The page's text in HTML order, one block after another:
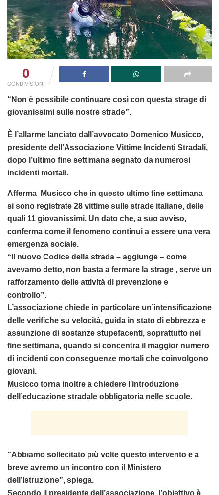
0
CONDIVISIONI
“Non è possibile continuare così con questa strage di
giovanissimi sulle nostre strade”.
È l’allarme lanciato dall’avvocato Domenico Musicco,
presidente dell’Associazione Vittime Incidenti Stradali,
dopo l’ultimo fine settimana segnato da numerosi
incidenti mortali.
Afferma Musicco che in questo ultimo fine settimana
si sono registrate 28 vittime sulle strade italiane, delle
quali 11 giovanissimi. Un dato che, a suo avviso,
conferma come il fenomeno continui a essere una vera
emergenza sociale.
“Il nuovo Codice della strada – aggiunge – come
avevamo detto, non basta a fermare la strage , serve un
rafforzamento delle attività di prevenzione e
controllo”.
L’associazione chiede in particolare un’intensificazione
delle verifiche su velocità, guida in stato di ebbrezza e
assunzione di sostanze stupefacenti, soprattutto nei
fine settimana, quando si concentra il maggior numero
di incidenti con conseguenze mortali che coinvolgono
giovani.
Musicco torna inoltre a chiedere l’introduzione
dell’educazione stradale obbligatoria nelle scuole.
“Abbiamo sollecitato più volte questo intervento e a
breve avremo un incontro con il Ministero
dell’Istruzione”, spiega.
Secondo il presidente dell’associazione, l’obiettivo è